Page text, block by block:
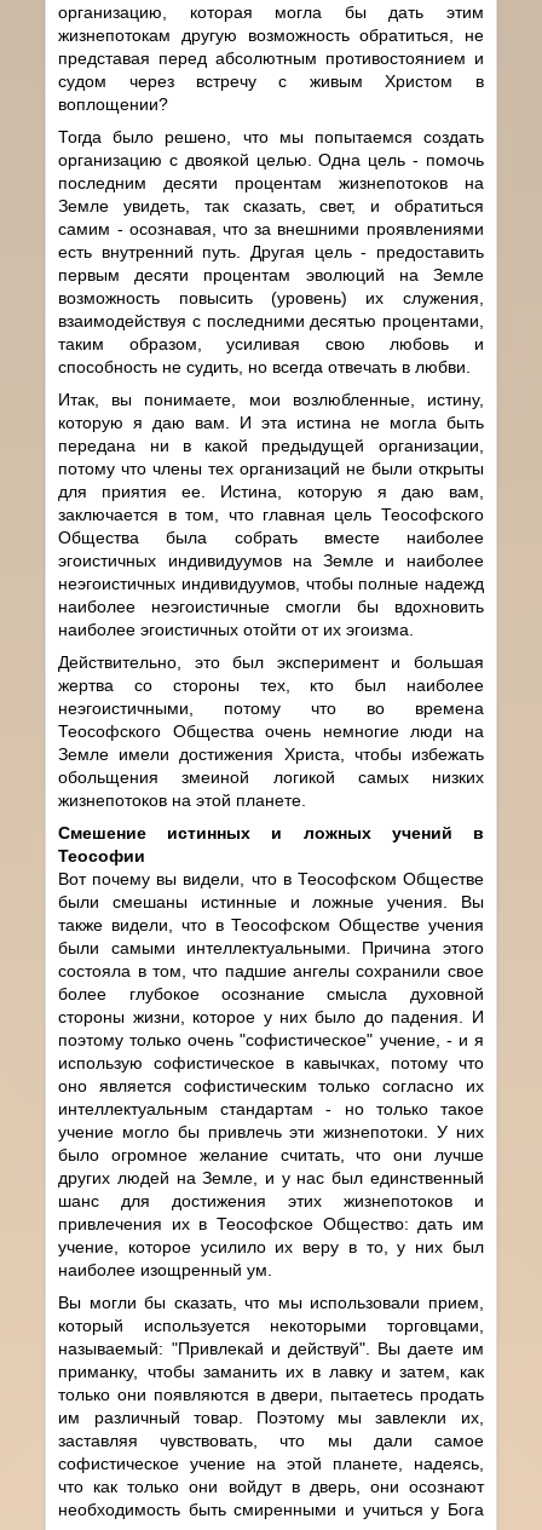
организацию, которая могла бы дать этим
жизнепотокам другую возможность обратиться, не
представая перед абсолютным противостоянием и
судом через встречу с живым Христом в
воплощении?
Тогда было решено, что мы попытаемся создать
организацию с двоякой целью. Одна цель - помочь
последним десяти процентам жизнепотоков на
Земле увидеть, так сказать, свет, и обратиться
самим - осознавая, что за внешними проявлениями
есть внутренний путь. Другая цель - предоставить
первым десяти процентам эволюций на Земле
возможность повысить (уровень) их служения,
взаимодействуя с последними десятью процентами,
таким образом, усиливая свою любовь и
способность не судить, но всегда отвечать в любви.
Итак, вы понимаете, мои возлюбленные, истину,
которую я даю вам. И эта истина не могла быть
передана ни в какой предыдущей организации,
потому что члены тех организаций не были открыты
для приятия ее. Истина, которую я даю вам,
заключается в том, что главная цель Теософского
Общества была собрать вместе наиболее
эгоистичных индивидуумов на Земле и наиболее
неэгоистичных индивидуумов, чтобы полные надежд
наиболее неэгоистичные смогли бы вдохновить
наиболее эгоистичных отойти от их эгоизма.
Действительно, это был эксперимент и большая
жертва со стороны тех, кто был наиболее
неэгоистичными, потому что во времена
Теософского Общества очень немногие люди на
Земле имели достижения Христа, чтобы избежать
обольщения змеиной логикой самых низких
жизнепотоков на этой планете.
Смешение истинных и ложных учений в
Теософии
Вот почему вы видели, что в Теософском Обществе
были смешаны истинные и ложные учения. Вы
также видели, что в Теософском Обществе учения
были самыми интеллектуальными. Причина этого
состояла в том, что падшие ангелы сохранили свое
более глубокое осознание смысла духовной
стороны жизни, которое у них было до падения. И
поэтому только очень "софистическое" учение, - и я
использую софистическое в кавычках, потому что
оно является софистическим только согласно их
интеллектуальным стандартам - но только такое
учение могло бы привлечь эти жизнепотоки. У них
было огромное желание считать, что они лучше
других людей на Земле, и у нас был единственный
шанс для достижения этих жизнепотоков и
привлечения их в Теософское Общество: дать им
учение, которое усилило их веру в то, у них был
наиболее изощренный ум.
Вы могли бы сказать, что мы использовали прием,
который используется некоторыми торговцами,
называемый: "Привлекай и действуй". Вы даете им
приманку, чтобы заманить их в лавку и затем, как
только они появляются в двери, пытаетесь продать
им различный товар. Поэтому мы завлекли их,
заставляя чувствовать, что мы дали самое
софистическое учение на этой планете, надеясь,
что как только они войдут в дверь, они осознают
необходимость быть смиренными и учиться у Бога